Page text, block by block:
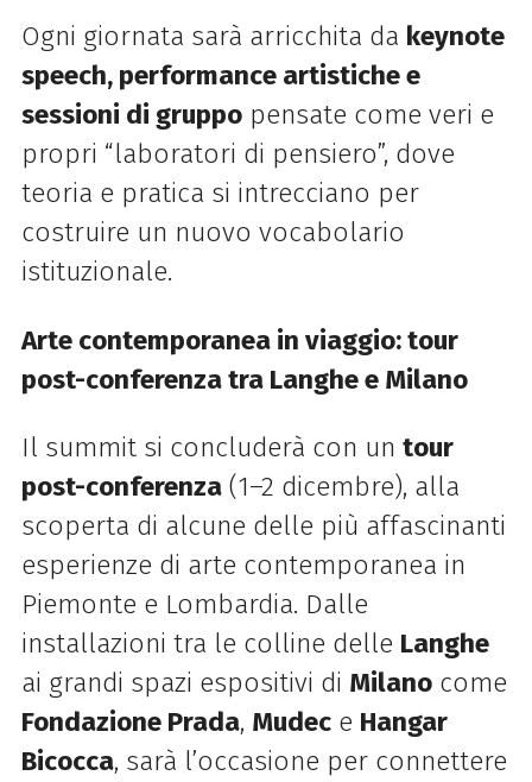
Ogni giornata sarà arricchita da keynote
speech, performance artistiche e
sessioni di gruppopensate come veri e
propri “laboratori di pensiero”, dove
teoria e pratica si intrecciano per
costruire un nuovo vocabolario
istituzionale.
Arte contemporanea in viaggio: tour
post-conferenza tra Langhe e Milano
Il summit si concluderà con un tour
post-conferenza(1–2 dicembre), alla
scoperta di alcune delle più affascinanti
esperienze di arte contemporanea in
Piemonte e Lombardia. Dalle
installazioni tra le colline delle Langhe
ai grandi spazi espositivi di Milanocome
Fondazione Prada, Mudece Hangar
Bicocca, sarà l’occasione per connettere